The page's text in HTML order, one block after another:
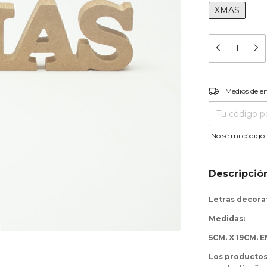
XMAS
Entregas para el
Medios de
No sé mi código
Letras
Medidas:
5CM. X 19CM.
Los